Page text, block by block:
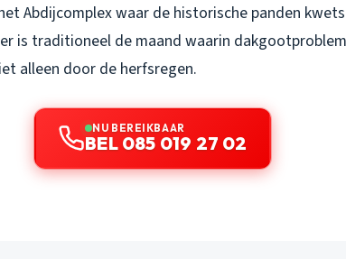
Abdijcomplex waar de historische panden
is traditioneel de maand waarin
alleen door de herfsregen.
NU BEREIKBAAR
BEL 085 019 27 02